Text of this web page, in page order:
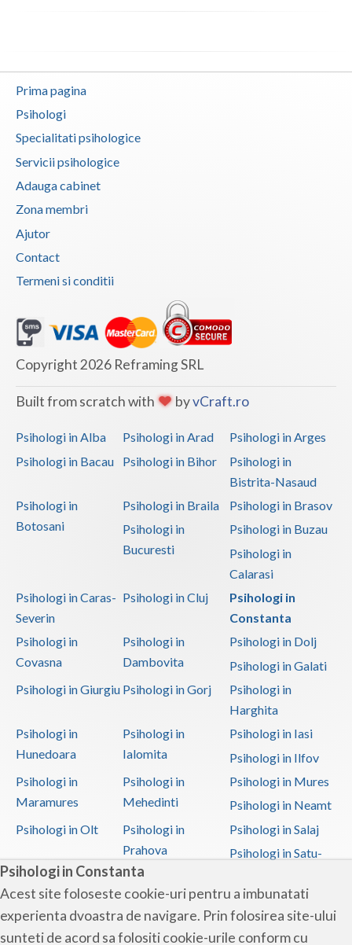
Psihologi in Constanta
Acest site foloseste cookie-uri pentru a imbunatati
experienta dvoastra de navigare. Prin folosirea site-ului
sunteti de acord sa folositi cookie-urile conform cu
Prima pagina
Psihologi
Specialitati psihologice
Servicii psihologice
Adauga cabinet
Zona membri
Ajutor
Contact
Termeni si conditii
Copyright 2026 Reframing SRL
Built from scratch with byvCraft.ro
Psihologi in Alba Psihologi in Arad
Psihologi in Arges
Psihologi in Bacau
Psihologi in Bihor
Psihologi in
Bistrita-Nasaud
Psihologi in
Botosani
Psihologi in Braila
Psihologi in Brasov
Psihologi in
Bucuresti
Psihologi in Buzau
Psihologi in
Calarasi
Psihologi in Caras-
Severin
Psihologi in Cluj
Psihologi in
Constanta
Psihologi in
Covasna
Psihologi in
Dambovita
Psihologi in Dolj
Psihologi in Galati
Psihologi in Giurgiu Psihologi in Gorj
Psihologi in
Harghita
Psihologi in
Hunedoara
Psihologi in
Ialomita
Psihologi in Iasi
Psihologi in Ilfov
Psihologi in
Maramures
Psihologi in
Mehedinti
Psihologi in Mures
Psihologi in Neamt
Psihologi in Olt
Psihologi in
Prahova
Psihologi in Salaj
Psihologi in Satu-
Psihologi in Sibiu
Psihologi in
Suceava
Psihologi in
Teleorman
Psihologi in Timis
Psihologi in Tulcea Psihologi in Valcea